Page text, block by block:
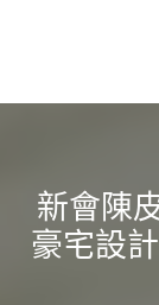
新會陳
豪宅設